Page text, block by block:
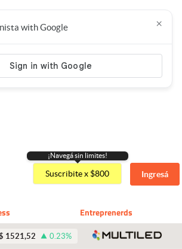
¡Navegá sin limites!
Suscribite x $800 Ingresá
Entreprenerds
1521,52 0.23%
with Google ×